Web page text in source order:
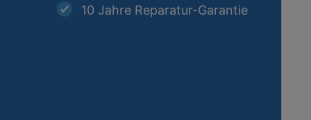
10 Jahre Reparatur-Garantie